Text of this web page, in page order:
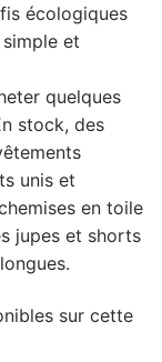
écologiques
et
quelques
stock, des
unis et
en toile
jupes et shorts
sur cette